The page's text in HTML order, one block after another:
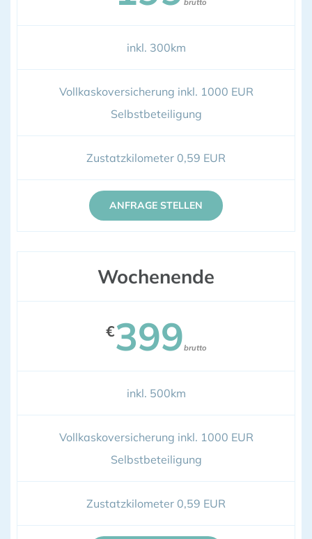
inkl. 300km
Vollkaskoversicherung inkl. 1000 EUR
Selbstbeteiligung
Zustatzkilometer 0,59 EUR
ANFRAGE STELLEN
Wochenende
€399brutto
inkl. 500km
Vollkaskoversicherung inkl. 1000 EUR
Selbstbeteiligung
Zustatzkilometer 0,59 EUR